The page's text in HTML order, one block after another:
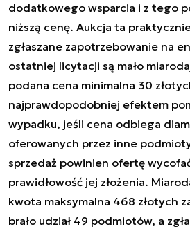
dodatkowego wsparcia i z tego
niższą cenę. Aukcja ta
zgłaszane zapotrzebowanie na
ostatniej licytacji są mało
podana cena minimalna 30
najprawdopodobniej efektem
wypadku, jeśli cena odbiega
oferowanych przez inne
sprzedaż powinien ofertę
prawidłowość jej złożenia.
kwota maksymalna 468 złotych
brało udział 49 podmiotów, a